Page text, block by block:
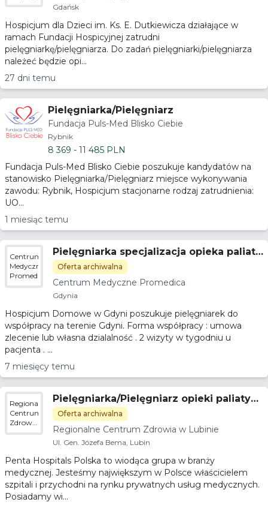
Gdańsk
Hospicjum dla Dzieci im. Ks. E. Dutkiewicza działające w
ramach Fundacji Hospicyjnej zatrudni
pielęgniarkę/pielęgniarza. Do zadań pielęgniarki/pielęgniarza
należeć będzie opi...
27 dni temu
Pielęgniarka/Pielęgniarz
Fundacja Puls-Med Blisko Ciebie
Rybnik
8 369 - 11 485 PLN
Fundacja Puls-Med Blisko Ciebie poszukuje kandydatów na
stanowisko Pielęgniarka/Pielęgniarz miejsce wykonywania
zawodu: Rybnik, Hospicjum stacjonarne rodzaj zatrudnienia:
UO...
1 miesiąc temu
Centrum
Medyczne
Promedica
Pielęgniarka specjalizacja opieka paliaty
wna
Oferta archiwalna
Centrum Medyczne Promedica
Gdynia
Hospicjum Domowe w Gdyni poszukuje pielęgniarek do
współpracy na terenie Gdyni. Forma współpracy : umowa
zlecenie lub własna dzialalność . 2 wizyty w tygodniu u
pacjenta . ...
7 miesięcy temu
Regionalne
Centrum
Zdrowia
w
Pielęgniarka/Pielęgniarz opieki paliatyw
nej (Hospicjum)
Oferta archiwalna
Regionalne Centrum Zdrowia w Lubinie
Ul. Gen. Józefa Bema, Lubin
Penta Hospitals Polska to wiodąca grupa w branży
medycznej. Jesteśmy największym w Polsce właścicielem
szpitali i przychodni na rynku prywatnych usług medycznych.
Posiadamy wi...